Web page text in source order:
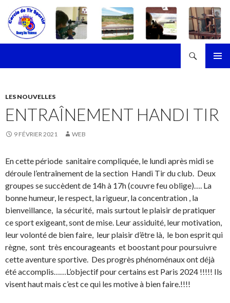
LES NOUVELLES
ENTRAÎNEMENT HANDI TIR
9 FÉVRIER 2021 WEB
En cette période sanitaire compliquée, le lundi après midi se
déroule l’entraînement de la section Handi Tir du club. Deux
groupes se succèdent de 14h à 17h (couvre feu oblige)…. La
bonne humeur, le respect, la rigueur, la concentration , la
bienveillance, la sécurité, mais surtout le plaisir de pratiquer
ce sport exigeant, sont de mise. Leur assiduité, leur motivation,
leur volonté de bien faire, leur plaisir d’être là, le bon esprit qui
règne, sont très encourageants et boostant pour poursuivre
cette aventure sportive. Des progrès phénoménaux ont déjà
été accomplis……L’objectif pour certains est Paris 2024 !!!!! Ils
visent haut mais c’est ce qui les motive à bien faire.!!!!